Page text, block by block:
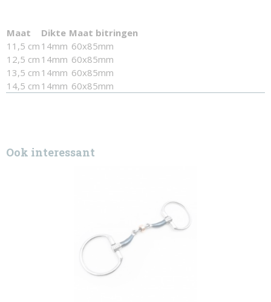
Maat Dikte Maat bitringen
11,5 cm 14mm 60x85mm
12,5 cm 14mm 60x85mm
13,5 cm 14mm 60x85mm
14,5 cm 14mm 60x85mm
Ook interessant